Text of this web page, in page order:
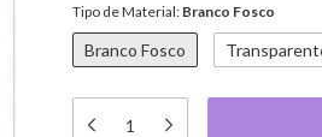
Tipo de Material: Branco Fosco
Branco Fosco